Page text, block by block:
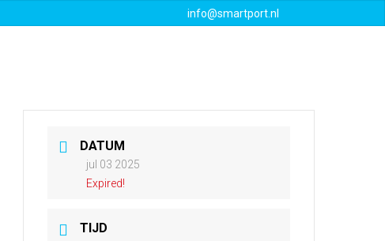
info@smartport.nl
DATUM
jul 03 2025
Expired!
TIJD